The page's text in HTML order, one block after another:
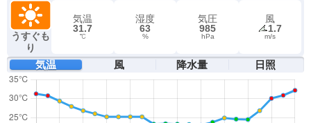
うすぐも
り
気温
31.7
℃
湿度
63
%
気圧
985
hPa
風
1.7
m/s
気温 風 降水量 日照